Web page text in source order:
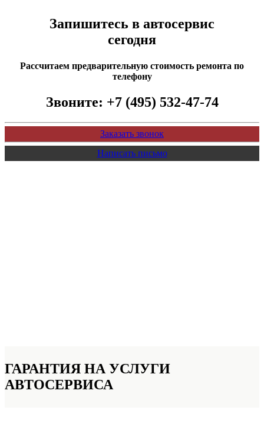
Запишитесь в автосервис
сегодня
Рассчитаем предварительную стоимость ремонта по
телефону
Звоните: +7 (495) 532-47-74
Заказать звонок
Написать письмо
ГАРАНТИЯ НА УСЛУГИ
АВТОСЕРВИСА